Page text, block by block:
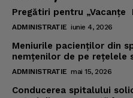
Pregătiri pentru „Vacanţe
ADMINISTRATIE iunie 4, 2026
Meniurile pacienţilor din
nemţenilor de pe reţelele
ADMINISTRATIE mai 15, 2026
Conducerea spitalului